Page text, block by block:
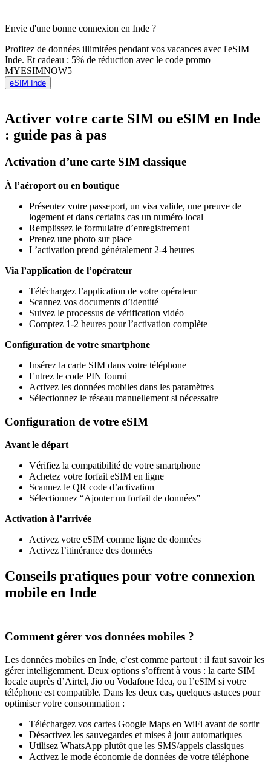
Envie d'une bonne connexion en Inde ?
Profitez de données illimitées pendant vos vacances avec l'eSIM
Inde. Et cadeau : 5% de réduction avec le code promo
MYESIMNOW5
eSIM Inde
Activer votre carte SIM ou eSIM en Inde
: guide pas à pas
Activation d’une carte SIM classique
À l’aéroport ou en boutique
Présentez votre passeport, un visa valide, une preuve de
logement et dans certains cas un numéro local
Remplissez le formulaire d’enregistrement
Prenez une photo sur place
L’activation prend généralement 2-4 heures
Via l’application de l’opérateur
Téléchargez l’application de votre opérateur
Scannez vos documents d’identité
Suivez le processus de vérification vidéo
Comptez 1-2 heures pour l’activation complète
Configuration de votre smartphone
Insérez la carte SIM dans votre téléphone
Entrez le code PIN fourni
Activez les données mobiles dans les paramètres
Sélectionnez le réseau manuellement si nécessaire
Configuration de votre eSIM
Avant le départ
Vérifiez la compatibilité de votre smartphone
Achetez votre forfait eSIM en ligne
Scannez le QR code d’activation
Sélectionnez “Ajouter un forfait de données”
Activation à l’arrivée
Activez votre eSIM comme ligne de données
Activez l’itinérance des données
Conseils pratiques pour votre connexion
mobile en Inde
Comment gérer vos données mobiles ?
Les données mobiles en Inde, c’est comme partout : il faut savoir les
gérer intelligemment. Deux options s’offrent à vous : la carte SIM
locale auprès d’Airtel, Jio ou Vodafone Idea, ou l’eSIM si votre
téléphone est compatible. Dans les deux cas, quelques astuces pour
optimiser votre consommation :
Téléchargez vos cartes Google Maps en WiFi avant de sortir
Désactivez les sauvegardes et mises à jour automatiques
Utilisez WhatsApp plutôt que les SMS/appels classiques
Activez le mode économie de données de votre téléphone